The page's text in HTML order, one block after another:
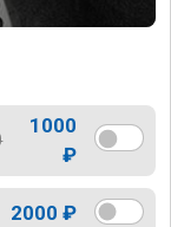
1000
₽
2000 ₽